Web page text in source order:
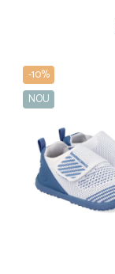
-10%
NOU